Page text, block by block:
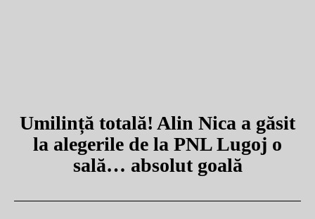
Umilință totală! Alin Nica a găsit
la alegerile de la PNL Lugoj o
sală… absolut goală